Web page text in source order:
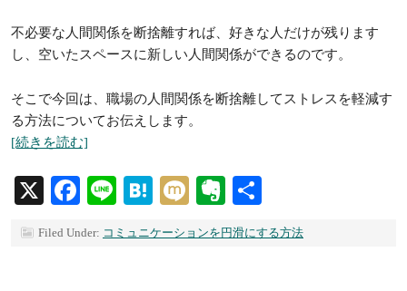
不必要な人間関係を断捨離すれば、好きな人だけが残ります
し、空いたスペースに新しい人間関係ができるのです。
そこで今回は、職場の人間関係を断捨離してストレスを軽減す
る方法についてお伝えします。
[続きを読む]
X Facebook
LineHatena
MixiEvernote
有
Filed Under: コミュニケーションを円滑にする方法